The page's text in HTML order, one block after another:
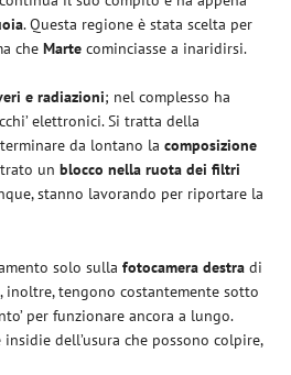
. Questa regione è stata scelta per
cheMarte cominciasse a inaridirsi.
e radiazioni; nel complesso ha
elettronici. Si tratta della
da lontano la composizione
unblocco nella ruota dei filtri
stanno lavorando per riportare la
solo sullafotocamera destra di
inoltre, tengono costantemente sotto
per funzionare ancora a lungo.
dell’usura che possono colpire,